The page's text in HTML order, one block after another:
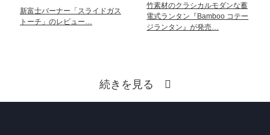
新富士バーナー「スライドガス
トーチ」のレビュー…
竹素材のクラシカルモダンな蓄
電式ランタン『Bamboo コテー
ジランタン』が発売…
続きを見る